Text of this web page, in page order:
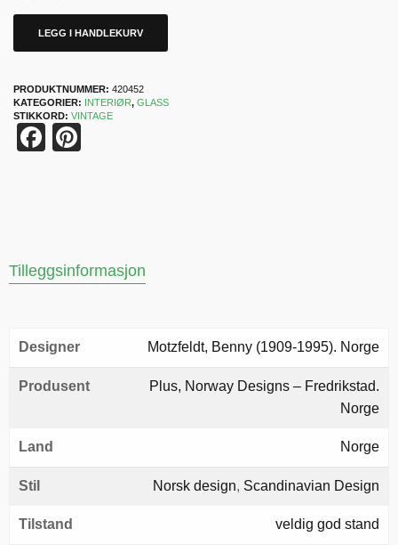
LEGG I HANDLEKURV
PRODUKTNUMMER: 420452
KATEGORIER: INTERIØR, GLASS
STIKKORD: VINTAGE
Facebook
Tilleggsinformasjon
Designer Motzfeldt, Benny (1909-1995). Norge
Produsent
Plus, Norway Designs – Fredrikstad.
Norge
Land Norge
Stil Norsk design, Scandinavian Design
Tilstand veldig god stand